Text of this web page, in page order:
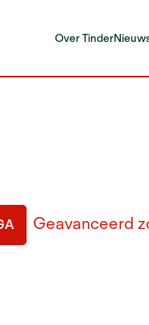
Over Tinder
Geavanceerd